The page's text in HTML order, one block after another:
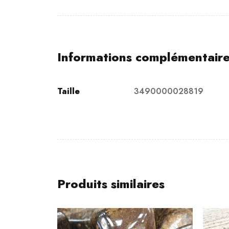
Informations
Taille 3490000028819
Produits similaires